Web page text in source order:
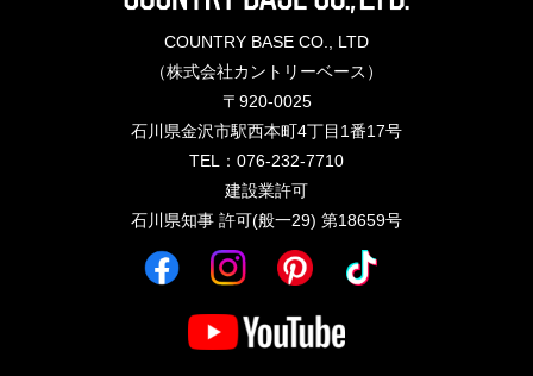
COUNTRY BASE CO., LTD
（株式会社カントリーベース）
〒920-0025
石川県金沢市駅西本町4丁目1番17号
TEL：076-232-7710
建設業許可
石川県知事 許可(般一29) 第18659号